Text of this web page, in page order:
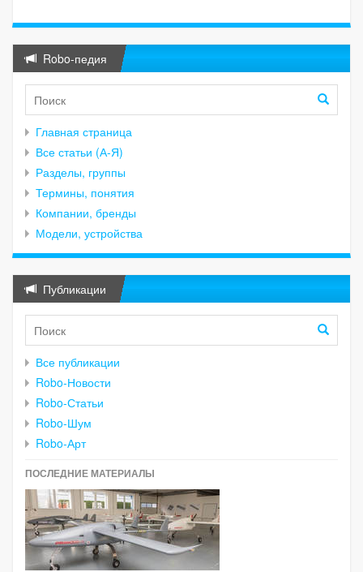
Robo-педия
Главная страница
Все статьи (А-Я)
Разделы, группы
Термины, понятия
Компании, бренды
Модели, устройства
Публикации
Все публикации
Robo-Новости
Robo-Статьи
Robo-Шум
Robo-Арт
ПОСЛЕДНИЕ МАТЕРИАЛЫ